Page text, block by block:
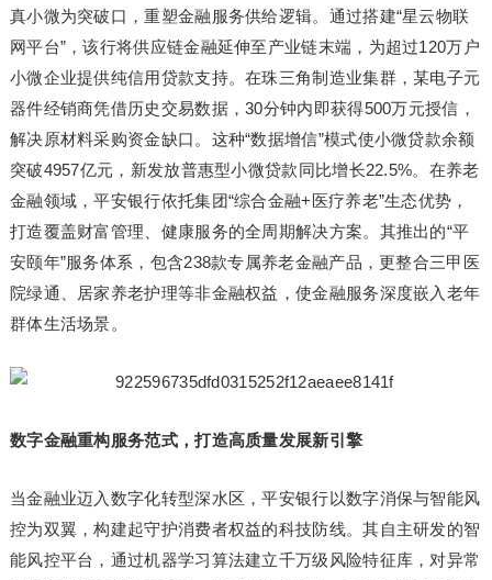
真小微为突破口，重塑金融服务供给逻辑。通过搭建“星云物联
网平台”，该行将供应链金融延伸至产业链末端，为超过120万户
小微企业提供纯信用贷款支持。在珠三角制造业集群，某电子元
器件经销商凭借历史交易数据，30分钟内即获得500万元授信，
解决原材料采购资金缺口。这种“数据增信”模式使小微贷款余额
突破4957亿元，新发放普惠型小微贷款同比增长22.5%。在养老
金融领域，平安银行依托集团“综合金融+医疗养老”生态优势，
打造覆盖财富管理、健康服务的全周期解决方案。其推出的“平
安颐年”服务体系，包含238款专属养老金融产品，更整合三甲医
院绿通、居家养老护理等非金融权益，使金融服务深度嵌入老年
群体生活场景。
数字金融重构服务范式，打造高质量发展新引擎
当金融业迈入数字化转型深水区，平安银行以数字消保与智能风
控为双翼，构建起守护消费者权益的科技防线。其自主研发的智
能风控平台，通过机器学习算法建立千万级风险特征库，对异常